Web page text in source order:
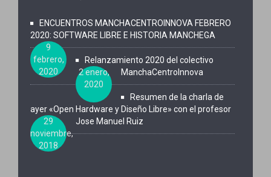
i
s
t
a
s
n
t
o
t
o
s
ENCUENTROS MANCHACENTROINNOVA FEBRERO
2020: SOFTWARE LIBRE E HISTORIA MANCHEGA
9
febrero,
2020
Relanzamiento 2020 del colectivo
ManchaCentroInnova
2 enero,
2020
Resumen de la charla de
ayer «Open Hardware y Diseño Libre» con el profesor
Jose Manuel Ruiz
29
noviembre,
2018